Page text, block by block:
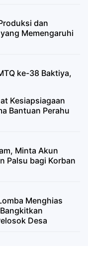
dan
Memengaruhi
ke-38 Baktiya,
Kesiapsiagaan
Bantuan Perahu
Minta Akun
Palsu bagi Korban
Menghias
Desa